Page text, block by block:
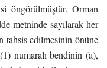
öngörülmüştür. Orman
metninde sayılarak her
tahsis edilmesinin önüne
numaralı bendinin (a),